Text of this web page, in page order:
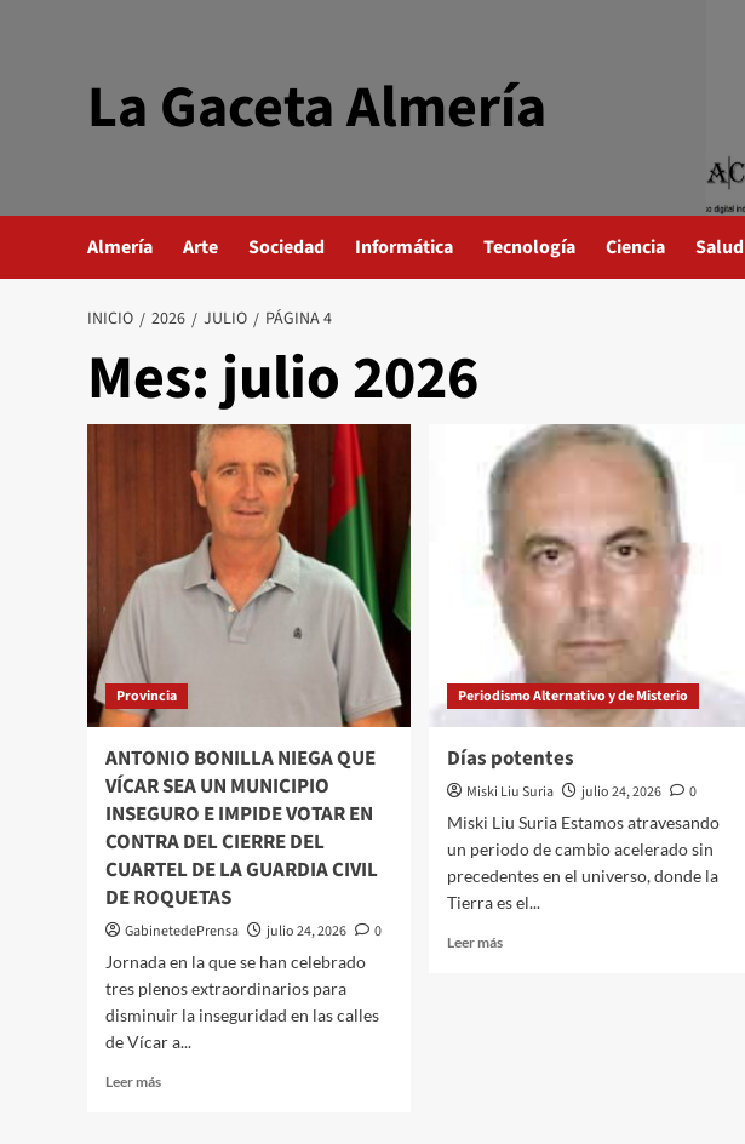
La Gaceta Almería
Almería Arte Sociedad Informática Tecnología Ciencia Salud
INICIO 2026 JULIO PÁGINA 4
Mes:julio 2026
Provincia
ANTONIO BONILLA NIEGA QUE
VÍCAR SEA UN MUNICIPIO
INSEGURO E IMPIDE VOTAR EN
CONTRA DEL CIERRE DEL
CUARTEL DE LA GUARDIA CIVIL
DE ROQUETAS
GabinetedePrensa julio 24, 2026
0
Jornada en la que se han celebrado
tres plenos extraordinarios para
disminuir la inseguridad en las calles
de Vícar a...
Leer másLeer
Periodismo Alternativo y de Misterio
Días potentes
Miski Liu Suria julio 24, 2026
0
Miski Liu Suria Estamos atravesando
un periodo de cambio acelerado sin
precedentes en el universo, donde la
Tierra es el...
Leer másLeer